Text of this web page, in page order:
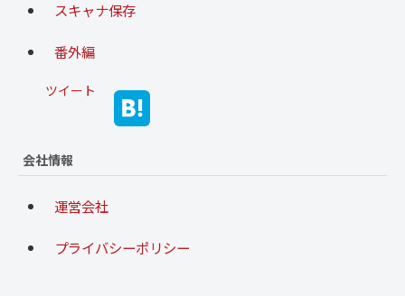
スキャナ保存
番外編
ツイート
会社情報
運営会社
プライバシーポリシー